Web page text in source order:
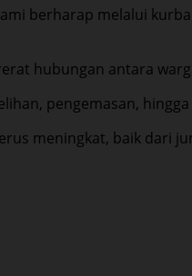
berharap melalui
hubungan antara
pengemasan,
meningkat, baik dari